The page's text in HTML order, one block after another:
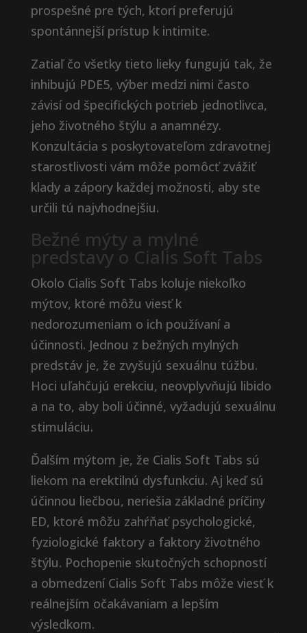
prospešné pre tých, ktorí preferujú
spontánnejší prístup k intimite.
Zatiaľ čo všetky tieto lieky fungujú tak, že
inhibujú PDE5, výber medzi nimi často
závisí od špecifických potrieb jednotlivca,
jeho životného štýlu a anamnézy.
Konzultácia s poskytovateľom zdravotnej
starostlivosti vám môže pomôcť zvážiť
klady a zápory každej možnosti, aby ste
určili tú najvhodnejšiu.
Bežné mýty a mylné
predstavy o Cialis Soft Tabs
Okolo Cialis Soft Tabs koluje niekoľko
mýtov, ktoré môžu viesť k
nedorozumeniam o ich používaní a
účinnosti. Jednou z bežných mylných
predstáv je, že zvyšujú sexuálnu túžbu.
Hoci uľahčujú erekciu, neovplyvňujú libido
a na to, aby boli účinné, vyžadujú sexuálnu
stimuláciu.
Ďalším mýtom je, že Cialis Soft Tabs sú
liekom na erektilnú dysfunkciu. Aj keď sú
účinnou liečbou, neriešia základné príčiny
ED, ktoré môžu zahŕňať psychologické,
fyziologické faktory a faktory životného
štýlu. Pochopenie skutočných schopností
a obmedzení Cialis Soft Tabs môže viesť k
reálnejším očakávaniam a lepším
výsledkom.